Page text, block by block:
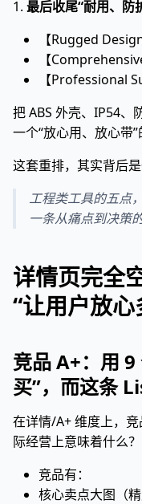
1. 最后收尾“耐用、防
【Rugged
【
【Professional
把 ABS 外壳、IP54、
一个“放心用、放心带”
这套重排，其实背后是
工程类工具的五点
一条从痛点到决策
详情页完全
“让用户放
竞品 A+：用
买”，而这条
在详情/A+ 维度上，
际经营上意味着什么？
竞品有：
核心卖点大图（